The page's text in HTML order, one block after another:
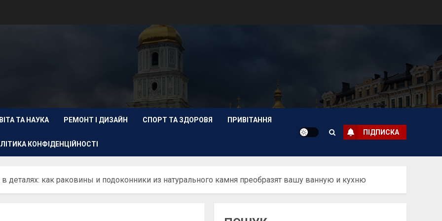
ТА НАУКА РЕМОНТ І ДИЗАЙН СПОРТ ТА ЗДОРОВЯ ПРИВІТАННЯ
КОНФІДЕНЦІЙНОСТІ
ПІДПИСКА
в деталях: как раковины и подоконники из натурального камня преобразят вашу ванную и кухню